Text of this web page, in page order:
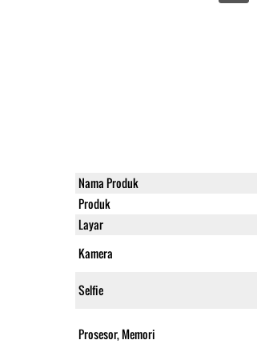
Nama Produk
Produk
Layar
Kamera
Selfie
Prosesor, Memori